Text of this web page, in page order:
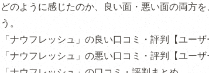
どのように感じたのか、良い面・悪い面の両方
う。
「ナウフレッシュ」の良い口コミ・評判【ユーザ
「ナウフレッシュ」の悪い口コミ・評判【ユーザ